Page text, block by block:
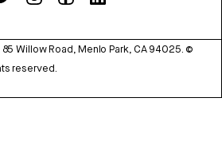
Willow Road, Menlo Park, CA 94025. ©
reserved.